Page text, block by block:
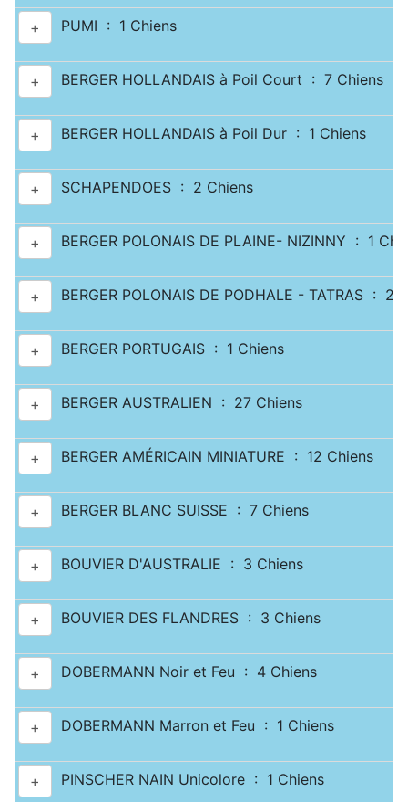
+ PUMI : 1 Chiens
+ BERGER HOLLANDAIS à Poil Court : 7 Chiens
+ BERGER HOLLANDAIS à Poil Dur : 1 Chiens
+ SCHAPENDOES : 2 Chiens
+ BERGER POLONAIS DE PLAINE- NIZINNY : 1
+ BERGER POLONAIS DE PODHALE - TATRAS : 2
+ BERGER PORTUGAIS : 1 Chiens
+ BERGER AUSTRALIEN : 27 Chiens
+ BERGER AMÉRICAIN MINIATURE : 12 Chiens
+ BERGER BLANC SUISSE : 7 Chiens
+ BOUVIER D'AUSTRALIE : 3 Chiens
+ BOUVIER DES FLANDRES : 3 Chiens
+ DOBERMANN Noir et Feu : 4 Chiens
+ DOBERMANN Marron et Feu : 1 Chiens
+ PINSCHER NAIN Unicolore : 1 Chiens